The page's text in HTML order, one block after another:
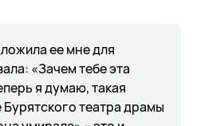
ее мне для
«Зачем тебе эта
я думаю, такая
театра драмы